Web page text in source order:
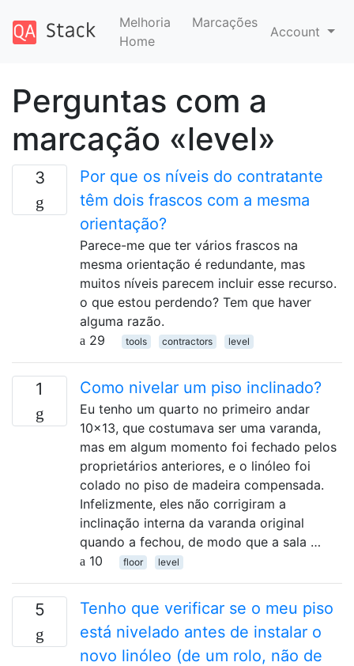
Melhoria
Home
Marcações
Account
Perguntas com a
marcação «level»
3
Por que os níveis do contratante
têm dois frascos com a mesma
orientação?
Parece-me que ter vários frascos na
mesma orientação é redundante, mas
muitos níveis parecem incluir esse recurso.
o que estou perdendo? Tem que haver
alguma razão.
29
tools contractors level
1 Como nivelar um piso inclinado?
Eu tenho um quarto no primeiro andar
10x13, que costumava ser uma varanda,
mas em algum momento foi fechado pelos
proprietários anteriores, e o linóleo foi
colado no piso de madeira compensada.
Infelizmente, eles não corrigiram a
inclinação interna da varanda original
quando a fechou, de modo que a sala …
10
floor level
5
Tenho que verificar se o meu piso
está nivelado antes de instalar o
novo linóleo (de um rolo, não de